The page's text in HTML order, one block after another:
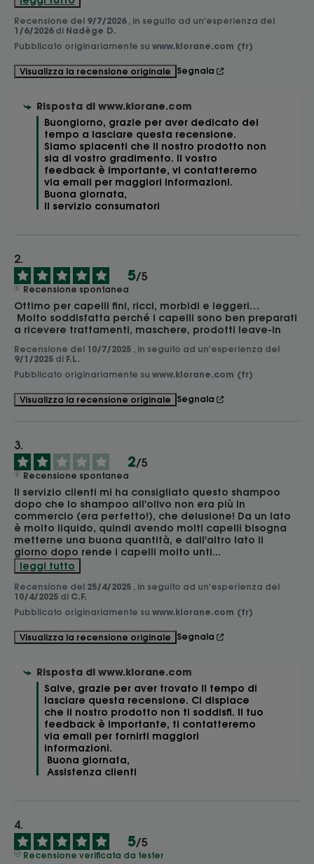
Recensione del 9/7/2026 , in seguito ad un'esperienza del
1/6/2026 di Nadège D.
Pubblicato originariamente su www.klorane.com (fr)
Visualizza la recensione originale Segnala
Risposta di www.klorane.com
Buongiorno, grazie per aver dedicato del
tempo a lasciare questa recensione.
Siamo spiacenti che il nostro prodotto non
sia di vostro gradimento. Il vostro
feedback è importante, vi contatteremo
via email per maggiori informazioni.
Buona giornata,
Il servizio consumatori
5/5
Recensione spontanea
Ottimo per capelli fini, ricci, morbidi e leggeri…
a ricevere trattamenti, maschere, prodotti leave-in
Recensione del 10/7/2025 , in seguito ad un'esperienza del
9/1/2025 di F.L.
Pubblicato originariamente su www.klorane.com (fr)
Visualizza la recensione originale Segnala
2/5
Recensione spontanea
Il servizio clienti mi ha consigliato questo shampoo
dopo che lo shampoo all'olivo non era più in
commercio (era perfetto!), che delusione! Da un lato
è molto liquido, quindi avendo molti capelli bisogna
metterne una buona quantità, e dall'altro lato il
giorno dopo rende i capelli molto unti...
leggi tutto
Recensione del 25/4/2025 , in seguito ad un'esperienza del
10/4/2025 di C.F.
Pubblicato originariamente su www.klorane.com (fr)
Visualizza la recensione originale Segnala
Risposta di www.klorane.com
Salve, grazie per aver trovato il tempo di
lasciare questa recensione. Ci dispiace
che il nostro prodotto non ti soddisfi. Il tuo
feedback è importante, ti contatteremo
via email per fornirti maggiori
informazioni.
Assistenza clienti
5/5
Recensione verificata da tester